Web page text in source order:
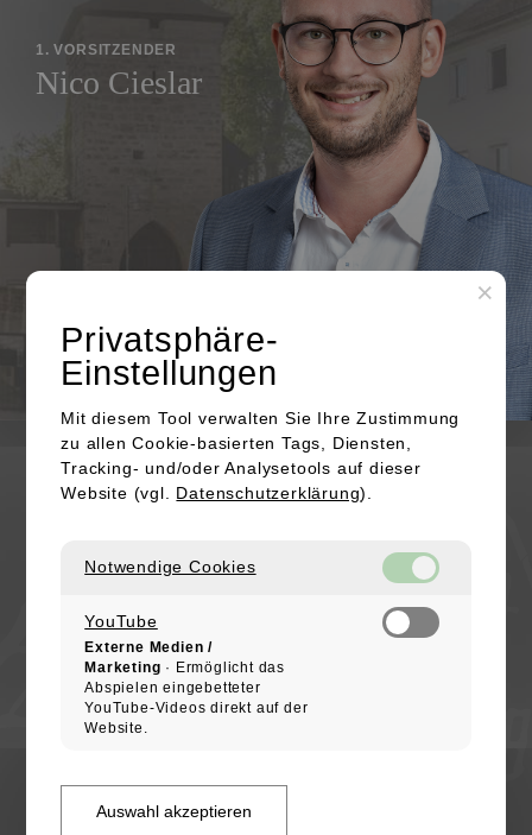
Nico Cieslar
1. VORSITZENDER
KONTAKT
+49 (0) 172 / 4753623
IMPRESSUM
DATENSCHUTZ
COOKIES
Arbeitskreis im Heimatverein Forchheim
×
Privatsphäre-
Einstellungen
Mit diesem Tool verwalten Sie Ihre Zustimmung
zu allen Cookie-basierten Tags, Diensten,
Tracking- und/oder Analysetools auf dieser
Website (vgl. Datenschutzerklärung).
Notwendige Cookies
YouTube
Externe Medien /
Marketing · Ermöglicht das
Abspielen eingebetteter
YouTube-Videos direkt auf der
Website.
Auswahl akzeptieren